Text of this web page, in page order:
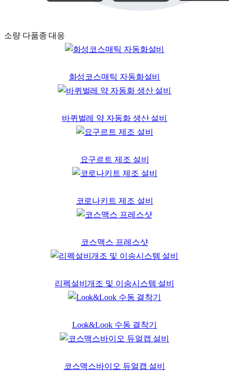
소량 다품종 대응
화성코스매틱 자동화설비
바퀴벌레 약 자동화 생산 설비
요구르트 제조 설비
코로나키트 제조 설비
코스맥스 프레스샷
리펙설비개조 및 이송시스템 설비
Look&Look 수동 결착기
코스맥스바이오 듀얼캡 설비